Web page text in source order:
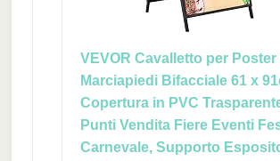
VEVOR Cavalletto per Poster
Marciapiedi Bifacciale 61 x
Copertura in PVC
Punti Vendita Fiere Eventi
Carnevale, Supporto